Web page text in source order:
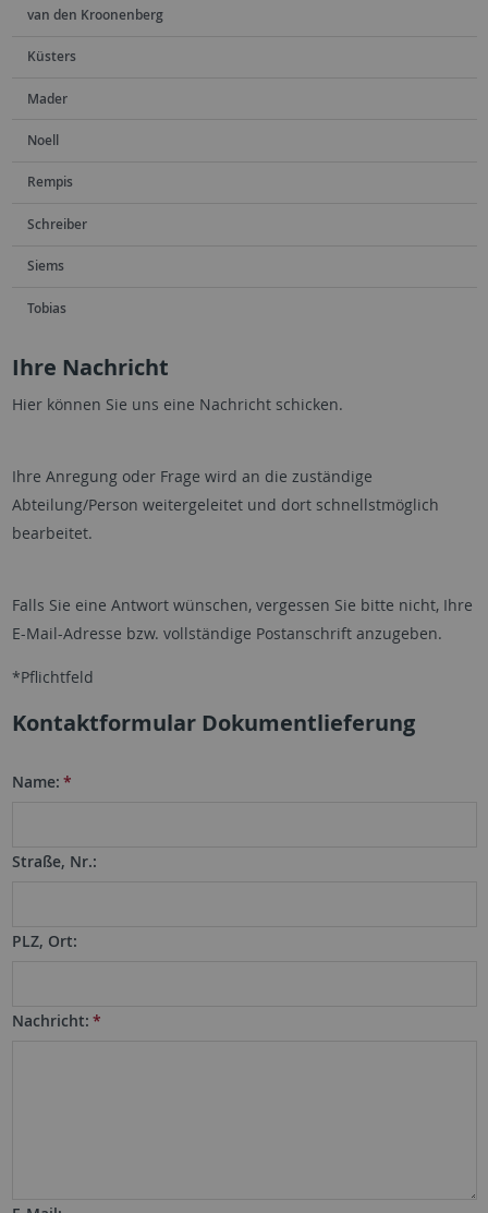
van den Kroonenberg
Küsters
Mader
Noell
Rempis
Schreiber
Siems
Tobias
Ihre Nachricht
Hier können Sie uns eine Nachricht schicken.
Ihre Anregung oder Frage wird an die zuständige
Abteilung/Person weitergeleitet und dort schnellstmöglich
bearbeitet.
Falls Sie eine Antwort wünschen, vergessen Sie bitte nicht, Ihre
E-Mail-Adresse bzw. vollständige Postanschrift anzugeben.
*Pflichtfeld
Kontaktformular Dokumentlieferung
Name: *
Straße, Nr.:
PLZ, Ort:
Nachricht: *